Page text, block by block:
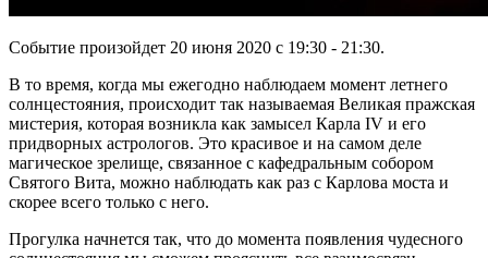
Событие произойдет 20 июня 2020 с 19:30 - 21:30.
В то время, когда мы ежегодно наблюдаем момент летнего
солнцестояния, происходит так называемая Великая пражская
мистерия, которая возникла как замысел Карла IV и его
придворных астрологов. Это красивое и на самом деле
магическое зрелище, связанное с кафедральным собором
Святого Вита, можно наблюдать как раз с Карлова моста и
скорее всего только с него.
Прогулка начнется так, что до момента появления чудесного